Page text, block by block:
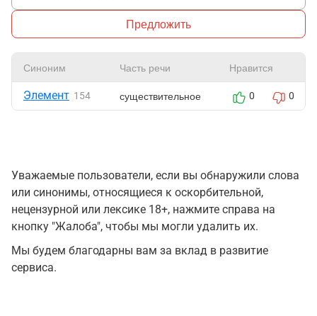
Предложить
Синоним Часть речи Нравится
Элемент 154 существительное 0 0
Уважаемые пользователи, если вы обнаружили слова
или синонимы, относящиеся к оскорбительной,
нецензурной или лексике 18+, нажмите справа на
кнопку "Жалоба", чтобы мы могли удалить их.
Мы будем благодарны вам за вклад в развитие
сервиса.